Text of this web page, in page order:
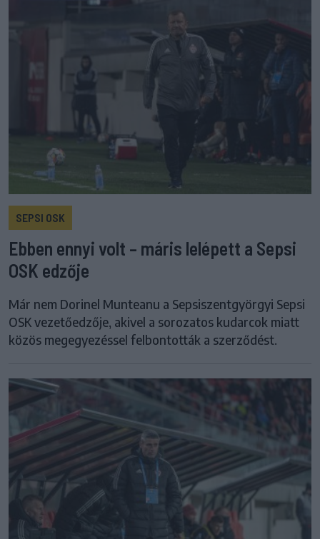
SEPSI OSK
Ebben ennyi volt – máris lelépett a Sepsi
OSK edzője
Már nem Dorinel Munteanu a Sepsiszentgyörgyi Sepsi
OSK vezetőedzője, akivel a sorozatos kudarcok miatt
közös megegyezéssel felbontották a szerződést.